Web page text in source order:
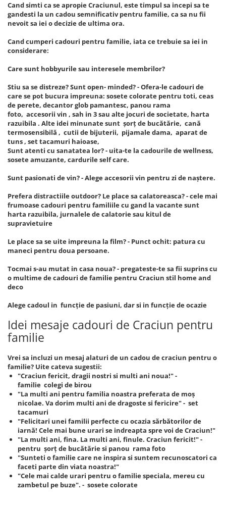
Cand simti ca se apropie Craciunul, este timpul sa incepi sa te
gandesti la un cadou semnificativ pentru familie, ca sa nu fii
nevoit sa iei o decizie de ultima ora.
Cand cumperi cadouri pentru familie, iata ce trebuie sa iei in
considerare:
Care sunt hobbyurile sau interesele membrilor?
Stiu sa se distreze? Sunt open- minded? - Ofera-le cadouri de
care se pot bucura impreuna: sosete colorate pentru toti, ceas
de perete, decantor glob pamantesc, panou rama
foto, accesorii vin , sah in 3 sau alte jocuri de societate, harta
razuibila . Alte idei minunate sunt șorț de bucătărie, cană
termosensibilă , cutii de bijuterii, pijamale dama, aparat de
tuns , set tacamuri haioase,
Sunt atenti cu sanatatea lor? - uita-te la cadourile de wellness,
sosete amuzante, cardurile self care.
Sunt pasionati de vin? - Alege accesorii vin pentru zi de naștere.
Prefera distractiile outdoor? Le place sa calatoreasca? - cele mai
frumoase cadouri pentru familiile cu gand la vacante sunt
harta razuibila, jurnalele de calatorie sau kitul de
supravietuire
Le place sa se uite impreuna la film? - Punct ochit: patura cu
maneci pentru doua persoane.
Tocmai s-au mutat in casa noua? - pregateste-te sa fii suprins cu
o multime de cadouri de familie pentru Craciun stil home and
deco
Alege cadoul in funcție de pasiuni, dar si in funcție de ocazie
Idei mesaje cadouri de Craciun pentru
familie
Vrei sa incluzi un mesaj alaturi de un cadou de craciun pentru o
familie? Uite cateva sugestii:
"Craciun fericit, dragii nostri si multi ani noua!" -
familie colegi de birou
"La multi ani pentru familia noastra preferata de moș
nicolae. Va dorim multi ani de dragoste si fericire" - set
tacamuri
"Felicitari unei familii perfecte cu ocazia sărbătorilor de
iarnă! Cele mai bune urari se indreapta spre voi de Craciun!"
"La multi ani, fina. La multi ani, finule. Craciun fericit!" -
pentru șorț de bucătărie si panou rama foto
"Sunteti o familie care ne inspira si suntem recunoscatori ca
faceti parte din viata noastra!"
"Cele mai calde urari pentru o familie speciala, mereu cu
zambetul pe buze". - sosete colorate